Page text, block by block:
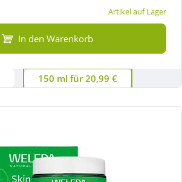
Artikel auf Lager
In den Warenkorb
150 ml für 20,99 €